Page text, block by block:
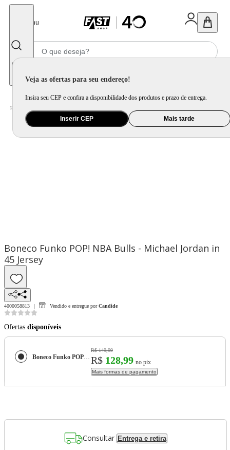
Menu
Veja as ofertas para seu endereço!
Insira seu CEP e confira a disponibilidade dos produtos e prazo de entrega.
Inserir CEP Mais tarde
Home
Boneco Funko POP! NBA Bulls - Michael Jordan in
45 Jersey
4000058813 Vendido e entregue por Candide
Ofertas disponíveis
Boneco Funko POP! NBA Bulls - Michael Jordan in 45 Jersey
R$ 149,99
R$ 128,99 no pix
Mais formas de pagamento
Consultar Entrega e retira